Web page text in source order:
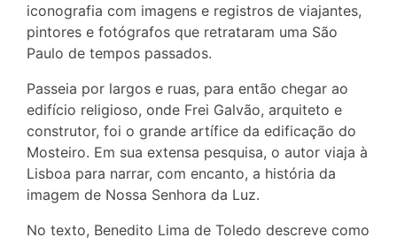
iconografia com imagens e registros de viajantes,
pintores e fotógrafos que retrataram uma São
Paulo de tempos passados.
Passeia por largos e ruas, para então chegar ao
edifício religioso, onde Frei Galvão, arquiteto e
construtor, foi o grande artífice da edificação do
Mosteiro. Em sua extensa pesquisa, o autor viaja à
Lisboa para narrar, com encanto, a história da
imagem de Nossa Senhora da Luz.
No texto, Benedito Lima de Toledo descreve como